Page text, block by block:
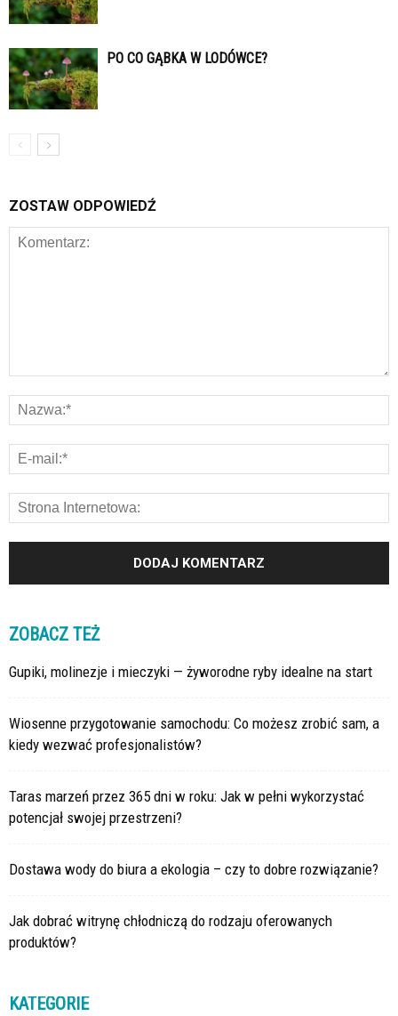
PO CO GĄBKA W LODÓWCE?
ZOSTAW ODPOWIEDŹ
ZOBACZ TEŻ
Gupiki, molinezje i mieczyki — żyworodne ryby idealne na start
Wiosenne przygotowanie samochodu: Co możesz zrobić sam, a
kiedy wezwać profesjonalistów?
Taras marzeń przez 365 dni w roku: Jak w pełni wykorzystać
potencjał swojej przestrzeni?
Dostawa wody do biura a ekologia – czy to dobre rozwiązanie?
Jak dobrać witrynę chłodniczą do rodzaju oferowanych
produktów?
KATEGORIE